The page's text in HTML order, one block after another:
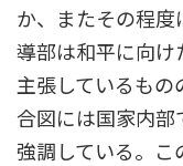
か、またその程
導部は和平に向け
主張しているもの
合図には国家内部
強調している。こ